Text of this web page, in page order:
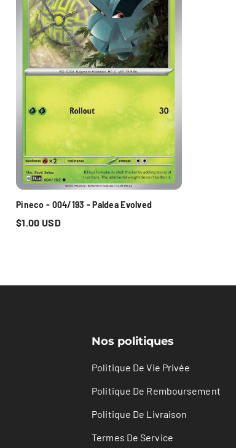
Pineco - 004/193 - Paldea Evolved
$1.00 USD
Nos politiques
Politique De Vie Privée
Politique De Remboursement
Politique De Livraison
Termes De Service